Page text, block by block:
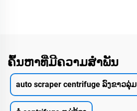
ຄົ້ນຫາທີ່ມີຄວາມສຳພັນ
auto scraper centrifuge ລົງຂາວລຸ່ມ